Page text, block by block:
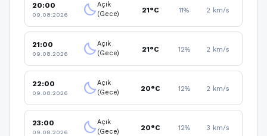
20:00
09.08.2026 clear_nightAçık
(Gece)
21°C 11% 2 km/s
21:00
09.08.2026 clear_nightAçık
(Gece)
21°C 12% 2 km/s
22:00
09.08.2026 clear_nightAçık
(Gece)
20°C 12% 2 km/s
23:00
09.08.2026 clear_nightAçık
(Gece)
20°C 12% 3 km/s